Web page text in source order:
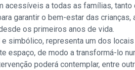
acessíveis a todas as famílias, tanto
garantir o bem-estar das crianças,
os primeiros anos de vida.
simbólico, representa um dos
espaço, de modo a transformá-lo
poderá contemplar, entre